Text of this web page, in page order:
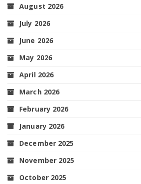
August 2026
July 2026
June 2026
May 2026
April 2026
March 2026
February 2026
January 2026
December 2025
November 2025
October 2025